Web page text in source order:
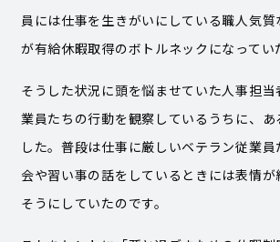
員には仕事を生きがいにしている職人気
が有給休暇取得のボトルネックになってい
そうした状況に頭を悩ませていた人事担
業員たちの行動を観察しているうちに、あ
した。普段は仕事に厳しいベテラン従業
会や習い事の話をしているときには表情が
そうにしていたのです。